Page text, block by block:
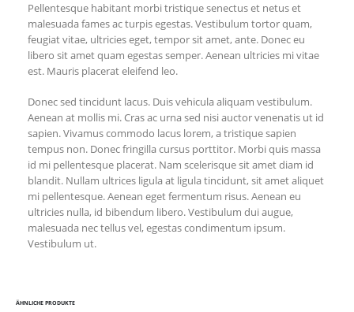
Pellentesque habitant morbi tristique senectus et netus et
malesuada fames ac turpis egestas. Vestibulum tortor quam,
feugiat vitae, ultricies eget, tempor sit amet, ante. Donec eu
libero sit amet quam egestas semper. Aenean ultricies mi vitae
est. Mauris placerat eleifend leo.
Donec sed tincidunt lacus. Duis vehicula aliquam vestibulum.
Aenean at mollis mi. Cras ac urna sed nisi auctor venenatis ut id
sapien. Vivamus commodo lacus lorem, a tristique sapien
tempus non. Donec fringilla cursus porttitor. Morbi quis massa
id mi pellentesque placerat. Nam scelerisque sit amet diam id
blandit. Nullam ultrices ligula at ligula tincidunt, sit amet aliquet
mi pellentesque. Aenean eget fermentum risus. Aenean eu
ultricies nulla, id bibendum libero. Vestibulum dui augue,
malesuada nec tellus vel, egestas condimentum ipsum.
Vestibulum ut.
ÄHNLICHE PRODUKTE